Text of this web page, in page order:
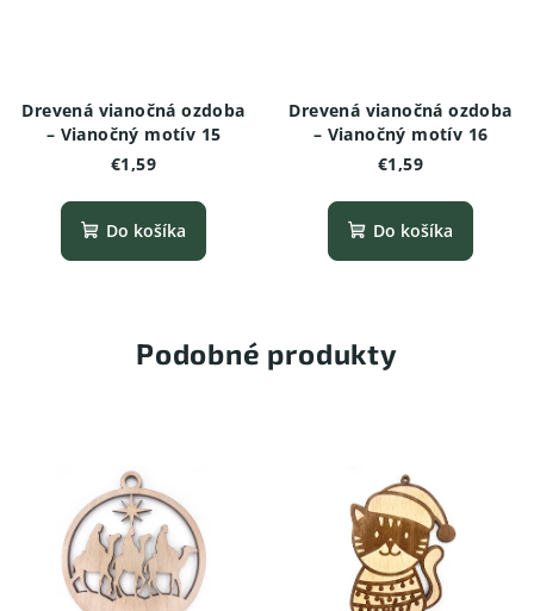
Drevená vianočná ozdoba
– Vianočný motív 15
€1,59
Do košíka
Drevená vianočná ozdoba
– Vianočný motív 16
€1,59
Do košíka
Podobné produkty